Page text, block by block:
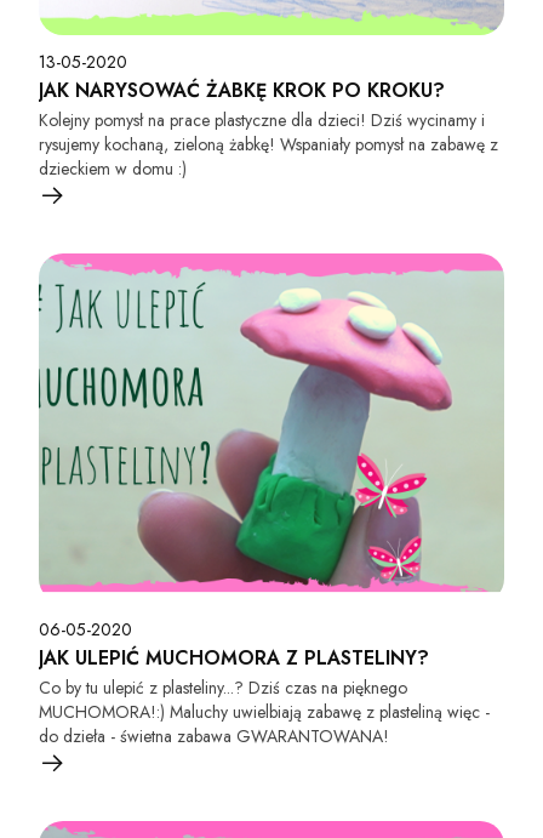
13-05-2020
JAK NARYSOWAĆ ŻABKĘ KROK PO KROKU?
Kolejny pomysł na prace plastyczne dla dzieci! Dziś wycinamy i
rysujemy kochaną, zieloną żabkę! Wspaniały pomysł na zabawę z
dzieckiem w domu :)
06-05-2020
JAK ULEPIĆ MUCHOMORA Z PLASTELINY?
Co by tu ulepić z plasteliny...? Dziś czas na pięknego
MUCHOMORA!:) Maluchy uwielbiają zabawę z plasteliną więc -
do dzieła - świetna zabawa GWARANTOWANA!